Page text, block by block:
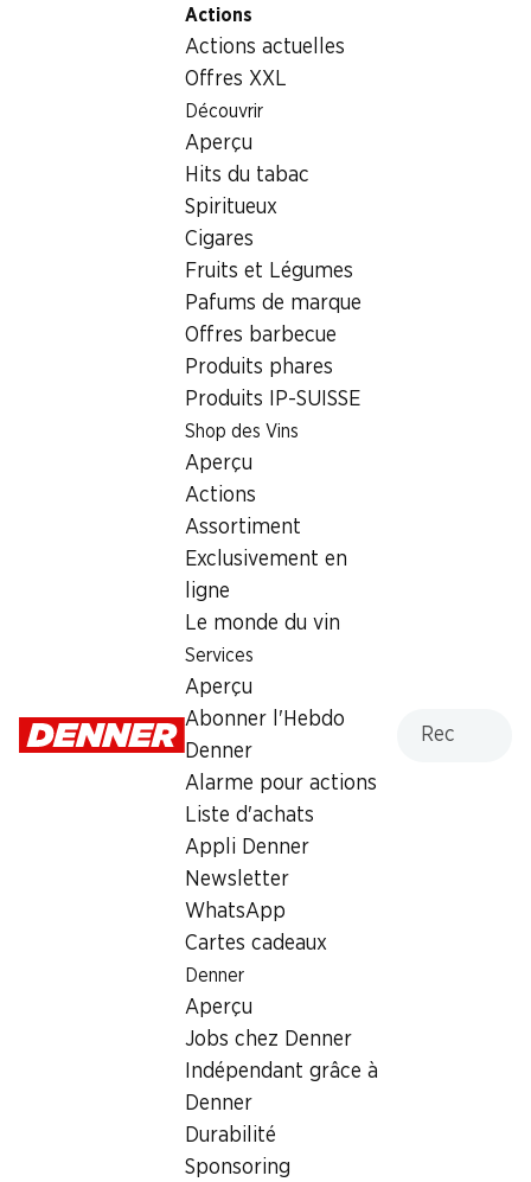
Actions
Actions actuelles
Offres XXL
Découvrir
Aperçu
Hits du tabac
Spiritueux
Cigares
Fruits et Légumes
Pafums de marque
Offres barbecue
Produits phares
Produits IP-SUISSE
Shop des Vins
Aperçu
Actions
Assortiment
Exclusivement en
ligne
Le monde du vin
Services
Aperçu
Abonner l'Hebdo
Denner
Alarme pour actions
Liste d'achats
Appli Denner
Newsletter
WhatsApp
Cartes cadeaux
Denner
Aperçu
Jobs chez Denner
Indépendant grâce à
Denner
Durabilité
Sponsoring
Viande/charcuterie/poisson
Lardons IP-SUISSE
Lardons IP-SUISSE
Labels et distinctions
1002921
Les clients ont également
Brochettes pour le gril BBQ
SPECIAL
Felder